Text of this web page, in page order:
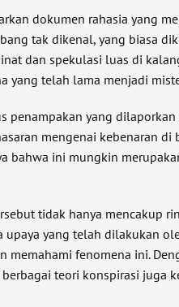
dokumen rahasia yang
tak dikenal, yang biasa
dan spekulasi luas di
yang telah lama menjadi
penampakan yang
mengenai kebenaran di
bahwa ini mungkin
tidak hanya mencakup
upaya yang telah dilakukan
fenomena ini.
teori konspirasi juga